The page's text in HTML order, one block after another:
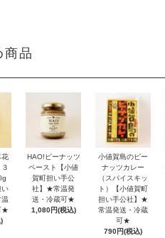
商品
花
い
★
HAO!ピーナッツ
ペースト【小値
賀町担い手公
社】★常温発
送・冷蔵可★
1,080円(税込)
小値賀島のピー
ナッツカレー
（スパイスキッ
ト）【小値賀町
担い手公社】★
常温発送・冷蔵
可★
790円(税込)